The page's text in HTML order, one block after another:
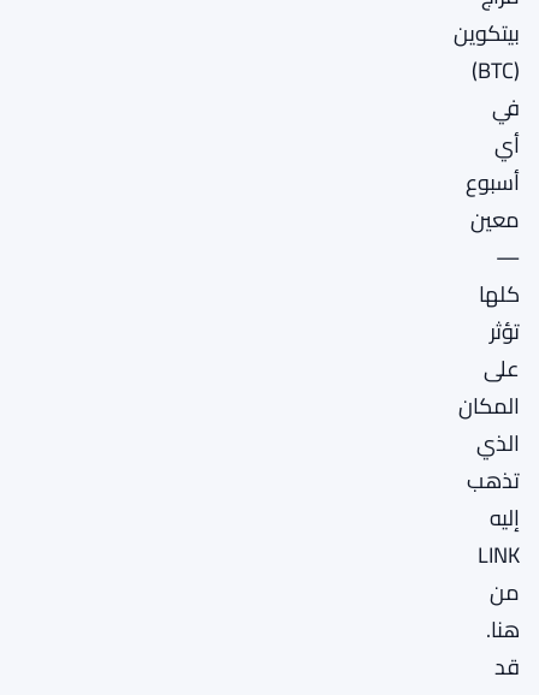
بيتكوين
(BTC)
في
أي
أسبوع
معين
—
كلها
تؤثر
على
المكان
الذي
تذهب
إليه
LINK
من
هنا.
قد